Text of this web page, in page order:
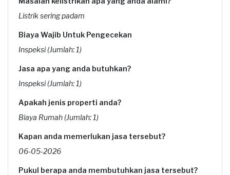
Listrik sering padam
Biaya Wajib Untuk Pengecekan
Inspeksi (Jumlah: 1)
Jasa apa yang anda butuhkan?
Inspeksi (Jumlah: 1)
Apakah jenis properti anda?
Biaya Rumah (Jumlah: 1)
Kapan anda memerlukan jasa tersebut?
06-05-2026
Pukul berapa anda membutuhkan jasa tersebut?